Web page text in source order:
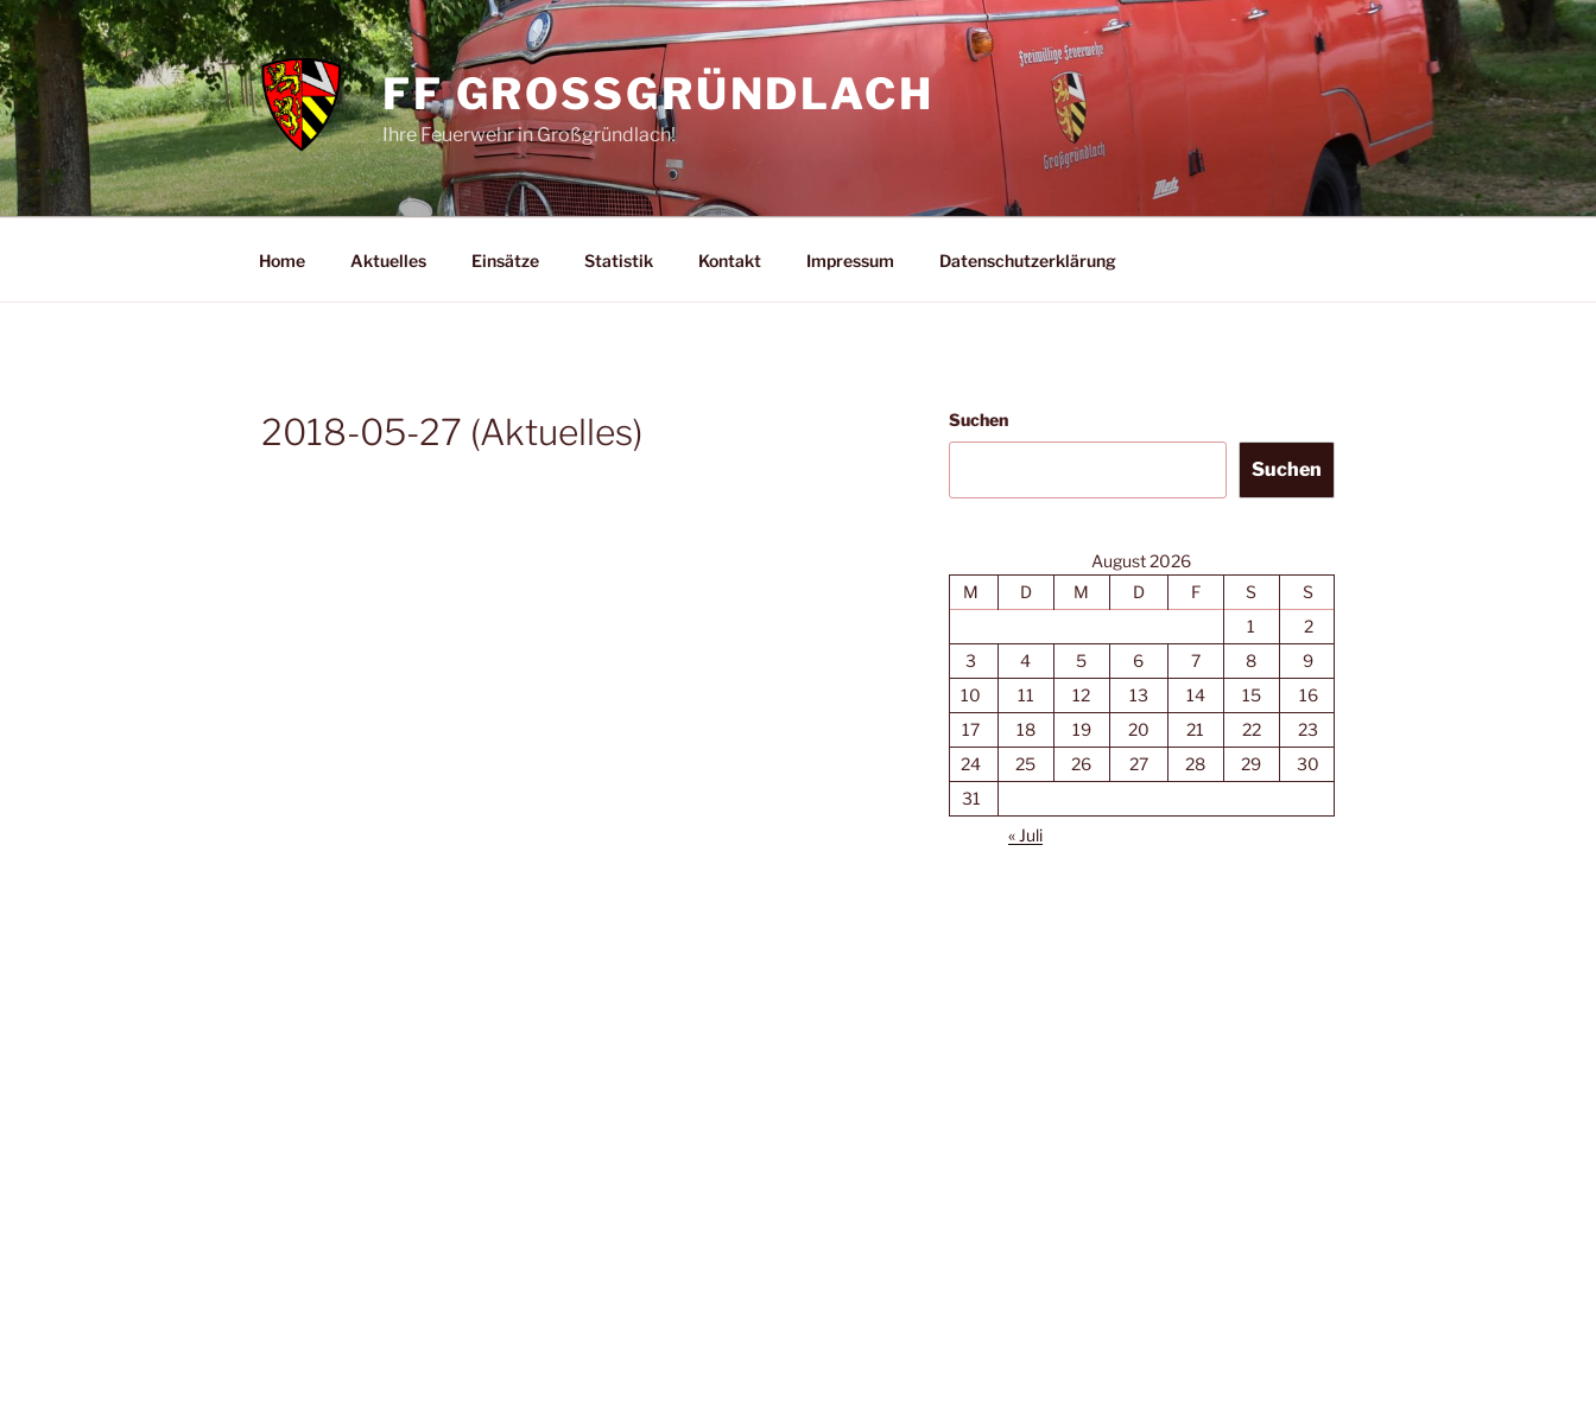
Zum
Inhalt
springen
FF GROSSGRÜNDLACH
Ihre Feuerwehr in Großgründlach!
Home Aktuelles Einsätze Statistik Kontakt Impressum Datenschutzerklärung
2018-05-27 (Aktuelles) Suchen
Suchen
August 2026
M
D M D F S
S
1
2
3
4 5 6 7 8
9
10
11 12 13 14 15
16
17
18 19 20 21 22
23
24
25 26 27 28 29
30
31
« Juli